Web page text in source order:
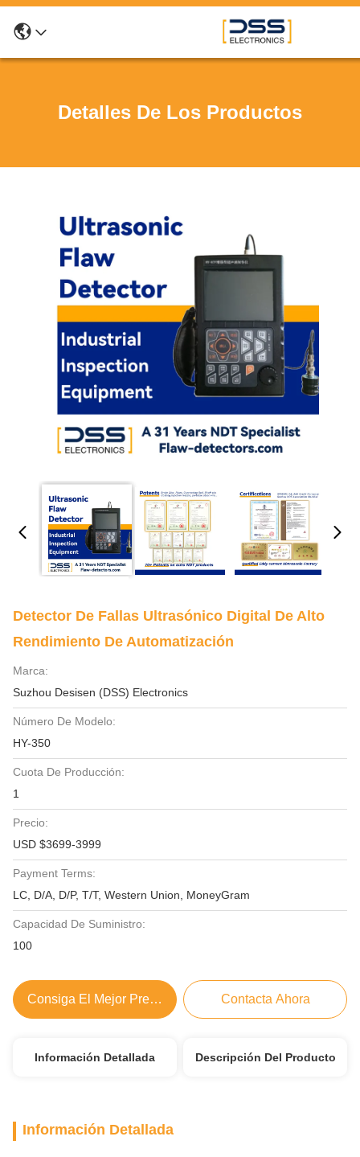
Detalles De Los Productos
Detector De Fallas Ultrasónico Digital De Alto
Rendimiento De Automatización
Marca:
Suzhou Desisen (DSS) Electronics
Número De Modelo:
HY-350
Cuota De Producción:
1
Precio:
USD $3699-3999
Payment Terms:
LC, D/A, D/P, T/T, Western Union, MoneyGram
Capacidad De Suministro:
100
Consiga El Mejor Precio Contacta Ahora
Información Detallada Descripción Del Producto
Información Detallada